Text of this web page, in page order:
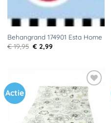
Behangrand 174901 Esta Home
€19,95 Oorspronkelijke
prijs
€ 2,99Huidige
Actie
Toevoegen
aan
verlanglijst